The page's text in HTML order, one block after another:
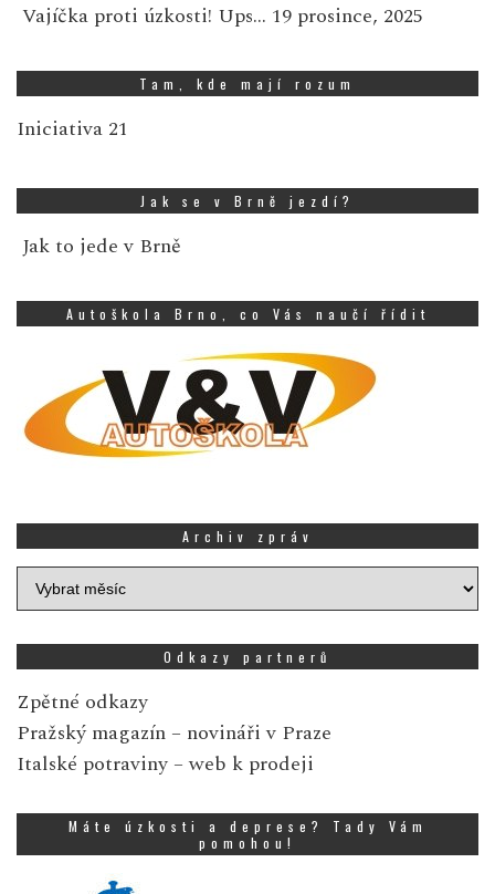
Vajíčka proti úzkosti! Ups… 19 prosince, 2025
Tam, kde mají rozum
Iniciativa 21
Jak se v Brně jezdí?
Jak to jede v Brně
Autoškola Brno, co Vás naučí řídit
Archiv zpráv
Archiv
zpráv
Odkazy partnerů
Zpětné odkazy
Pražský magazín – novináři v Praze
Italské potraviny – web k prodeji
Máte úzkosti a deprese? Tady Vám
pomohou!